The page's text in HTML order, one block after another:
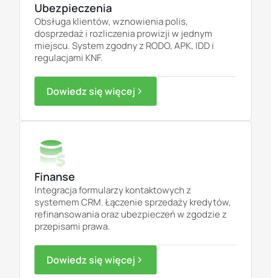
Ubezpieczenia
Obsługa klientów, wznowienia polis,
dosprzedaż i rozliczenia prowizji w jednym
miejscu. System zgodny z RODO, APK, IDD i
regulacjami KNF.
Dowiedz się więcej
Finanse
Integracja formularzy kontaktowych z
systemem CRM. Łączenie sprzedaży kredytów,
refinansowania oraz ubezpieczeń w zgodzie z
przepisami prawa.
Dowiedz się więcej